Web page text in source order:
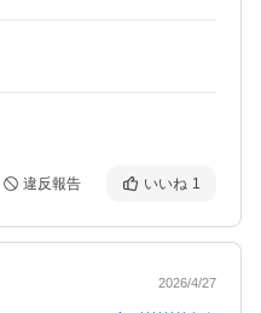
違反報告 いいね 1
2026/4/27